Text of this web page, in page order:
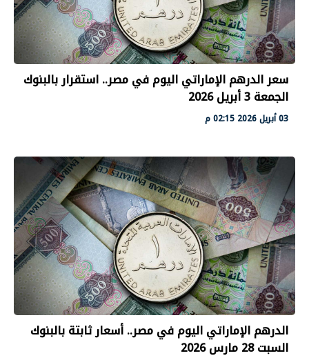
سعر الدرهم الإماراتي اليوم في مصر.. استقرار بالبنوك
الجمعة 3 أبريل 2026
03 أبريل 2026 02:15 م
الدرهم الإماراتي اليوم في مصر.. أسعار ثابتة بالبنوك
السبت 28 مارس 2026